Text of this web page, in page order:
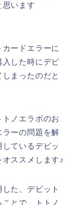
思います
ードエラーに
した時にデビ
まったのだと
ノエラボのお
ラーの問題を解
ているデビッ
オススメします♪
た、デビット
とで、トトノ